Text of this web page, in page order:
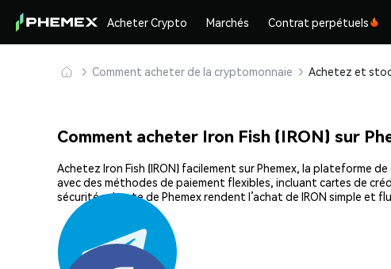
Acheter Crypto Marchés Contrat perpétuels
Comment acheter de la cryptomonnaie
Comment acheter Iron Fish (IRON) sur
Achetez Iron Fish (IRON) facilement sur Phemex, la plateforme
avec des méthodes de paiement flexibles, incluant cartes de
sécurité robuste de Phemex rendent l’achat de IRON simple et